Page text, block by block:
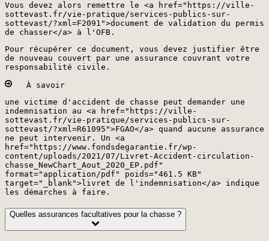
Vous devez alors remettre le <a href="https://ville-
sottevast.fr/vie-pratique/services-publics-sur-
sottevast/?xml=F2091">document de validation du permis
de chasser</a> à l'OFB.
Pour récupérer ce document, vous devez justifier être
de nouveau couvert par une assurance couvrant votre
responsabilité civile.
À savoir
une victime d'accident de chasse peut demander une
indemnisation au <a href="https://ville-
sottevast.fr/vie-pratique/services-publics-sur-
sottevast/?xml=R61095">FGAO</a> quand aucune assurance
ne peut intervenir. Un <a
href="https://www.fondsdegarantie.fr/wp-
content/uploads/2021/07/Livret-Accident-circulation-
chasse_NewChart_Aout_2020_EP.pdf"
format="application/pdf" poids="461.5 KB"
target="_blank">livret de l'indemnisation</a> indique
les démarches à faire.
Quelles assurances facultatives pour la chasse ?